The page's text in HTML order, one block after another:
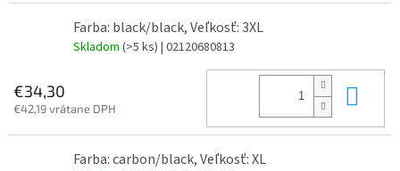
Farba: black/black, Veľkosť: 3XL
Skladom (>5 ks) | 02120680813
€34,30
€42,19 vrátane DPH
Farba: carbon/black, Veľkosť: XL